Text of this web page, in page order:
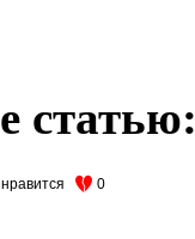
статью:
0